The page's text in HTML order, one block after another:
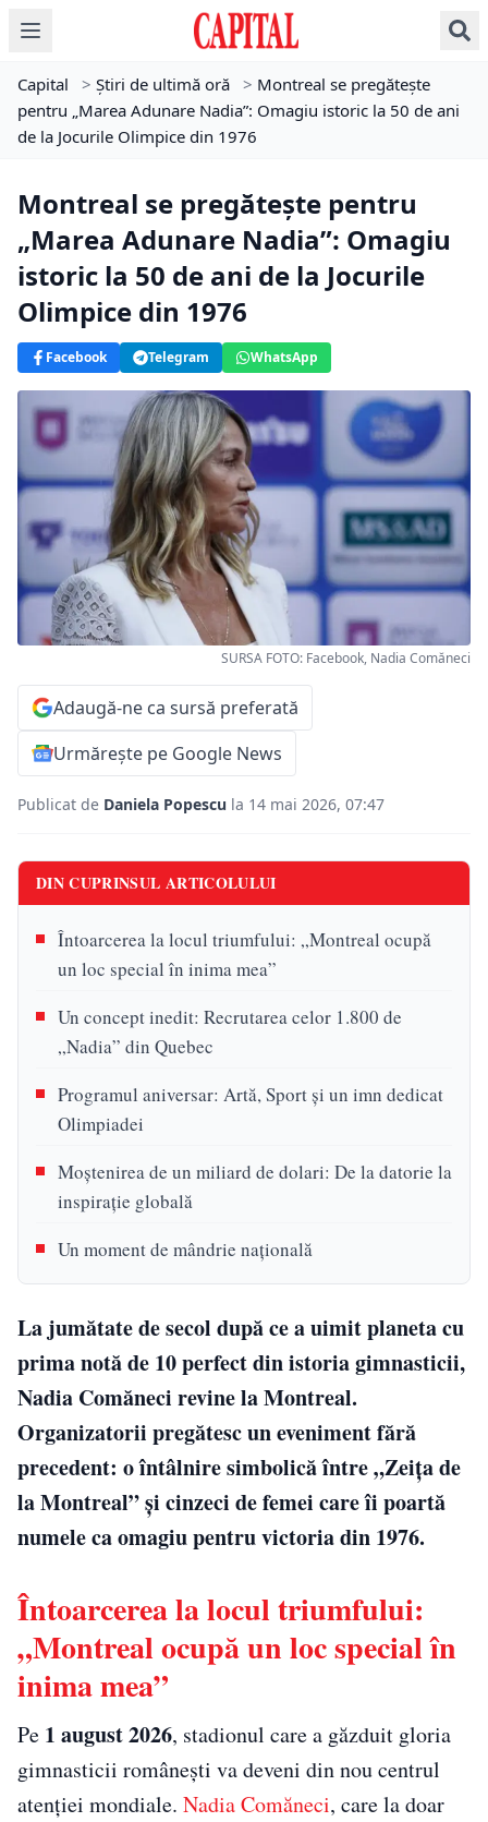
Capital > Știri de ultimă oră > Montreal se pregătește
pentru „Marea Adunare Nadia”: Omagiu istoric la 50 de ani
de la Jocurile Olimpice din 1976
Montreal se pregătește pentru
„Marea Adunare Nadia”: Omagiu
istoric la 50 de ani de la Jocurile
Olimpice din 1976
Facebook Telegram WhatsApp
SURSA FOTO: Facebook, Nadia Comăneci
Adaugă-ne ca sursă preferată
Urmărește pe Google News
Publicat de Daniela Popescu la 14 mai 2026, 07:47
DIN CUPRINSUL ARTICOLULUI
Întoarcerea la locul triumfului: „Montreal ocupă
un loc special în inima mea”
Un concept inedit: Recrutarea celor 1.800 de
„Nadia” din Quebec
Programul aniversar: Artă, Sport și un imn dedicat
Olimpiadei
Moștenirea de un miliard de dolari: De la datorie la
inspirație globală
Un moment de mândrie națională
La jumătate de secol după ce a uimit planeta cu
prima notă de 10 perfect din istoria gimnasticii,
Nadia Comăneci revine la Montreal.
Organizatorii pregătesc un eveniment fără
precedent: o întâlnire simbolică între „Zeița de
la Montreal” și cinzeci de femei care îi poartă
numele ca omagiu pentru victoria din 1976.
Întoarcerea la locul triumfului:
„Montreal ocupă un loc special în
inima mea”
Pe 1 august 2026, stadionul care a găzduit gloria
gimnasticii românești va deveni din nou centrul
atenției mondiale. Nadia Comăneci, care la doar